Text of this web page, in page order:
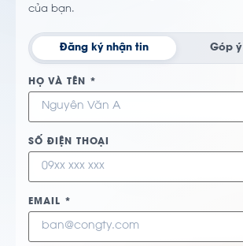
của bạn.
Đăng ký nhận tin Góp
HỌ VÀ TÊN *
SỐ ĐIỆN THOẠI
EMAIL *